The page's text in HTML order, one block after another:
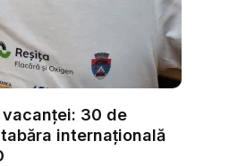
30 de
internațională